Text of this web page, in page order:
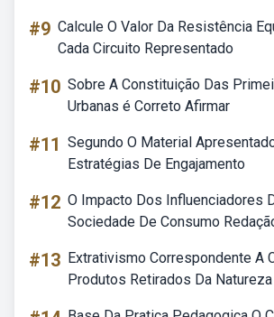
#9 Calcule O Valor Da Resistência
Cada Circuito Representado
#10 Sobre A Constituição Das
Urbanas é Correto Afirmar
#11 Segundo O Material
Estratégias De Engajamento
#12 O Impacto Dos Influenciadores
Sociedade De Consumo
#13 Extrativismo Correspondente A
Produtos Retirados Da Natureza